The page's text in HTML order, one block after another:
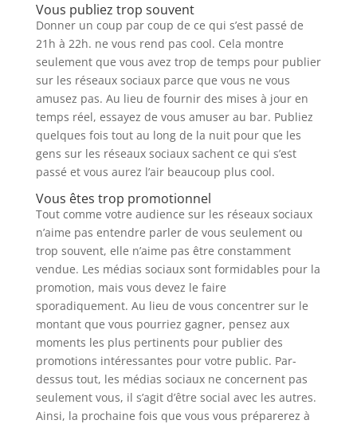
Vous publiez trop souvent
Donner un coup par coup de ce qui s’est passé de
21h à 22h. ne vous rend pas cool. Cela montre
seulement que vous avez trop de temps pour publier
sur les réseaux sociaux parce que vous ne vous
amusez pas. Au lieu de fournir des mises à jour en
temps réel, essayez de vous amuser au bar. Publiez
quelques fois tout au long de la nuit pour que les
gens sur les réseaux sociaux sachent ce qui s’est
passé et vous aurez l’air beaucoup plus cool.
Vous êtes trop promotionnel
Tout comme votre audience sur les réseaux sociaux
n’aime pas entendre parler de vous seulement ou
trop souvent, elle n’aime pas être constamment
vendue. Les médias sociaux sont formidables pour la
promotion, mais vous devez le faire
sporadiquement. Au lieu de vous concentrer sur le
montant que vous pourriez gagner, pensez aux
moments les plus pertinents pour publier des
promotions intéressantes pour votre public. Par-
dessus tout, les médias sociaux ne concernent pas
seulement vous, il s’agit d’être social avec les autres.
Ainsi, la prochaine fois que vous vous préparerez à